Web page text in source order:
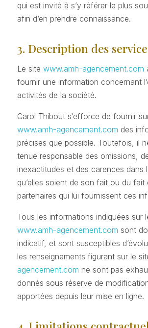
qui est invité à s’y référer le plus
afin d’en prendre connaissance.
3. Description des
Le site www.amh-agencement.com
fournir une information concernant
activités de la société.
Carol Thibout s’efforce de fournir
www.amh-agencement.com des
précises que possible. Toutefois, il
tenue responsable des omissions,
inexactitudes et des carences dans
qu’elles soient de son fait ou du fait
partenaires qui lui fournissent ces
Tous les informations indiquées sur
www.amh-agencement.com sont
indicatif, et sont susceptibles
les renseignements figurant sur le
agencement.com ne sont pas
donnés sous réserve de
apportées depuis leur mise en ligne.